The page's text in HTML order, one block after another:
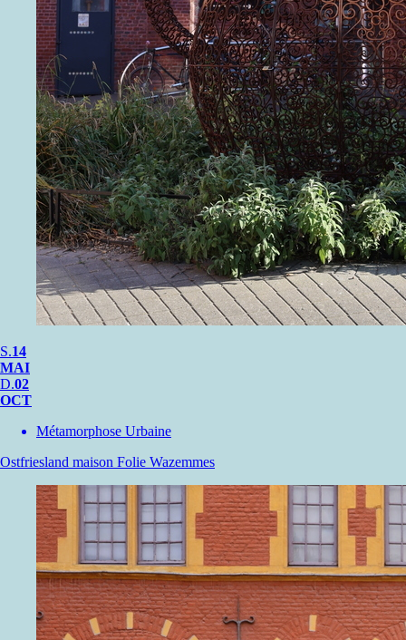
S.14
MAI
D.02
OCT
Métamorphose Urbaine
Ostfriesland maison Folie Wazemmes